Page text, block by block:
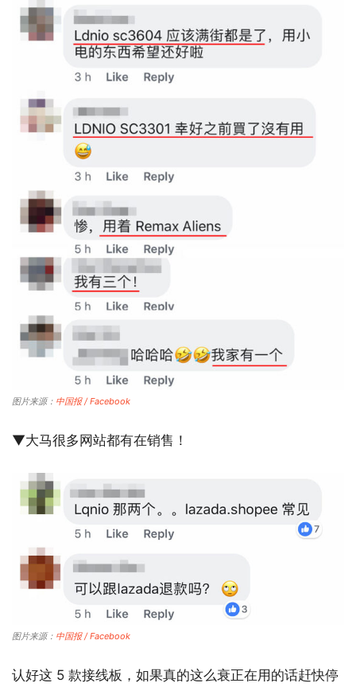
图片来源： 中国报 / Facebook
▼大马很多网站都有在销售！
图片来源： 中国报 / Facebook
认好这 5 款接线板，如果真的这么衰正在用的话赶快停